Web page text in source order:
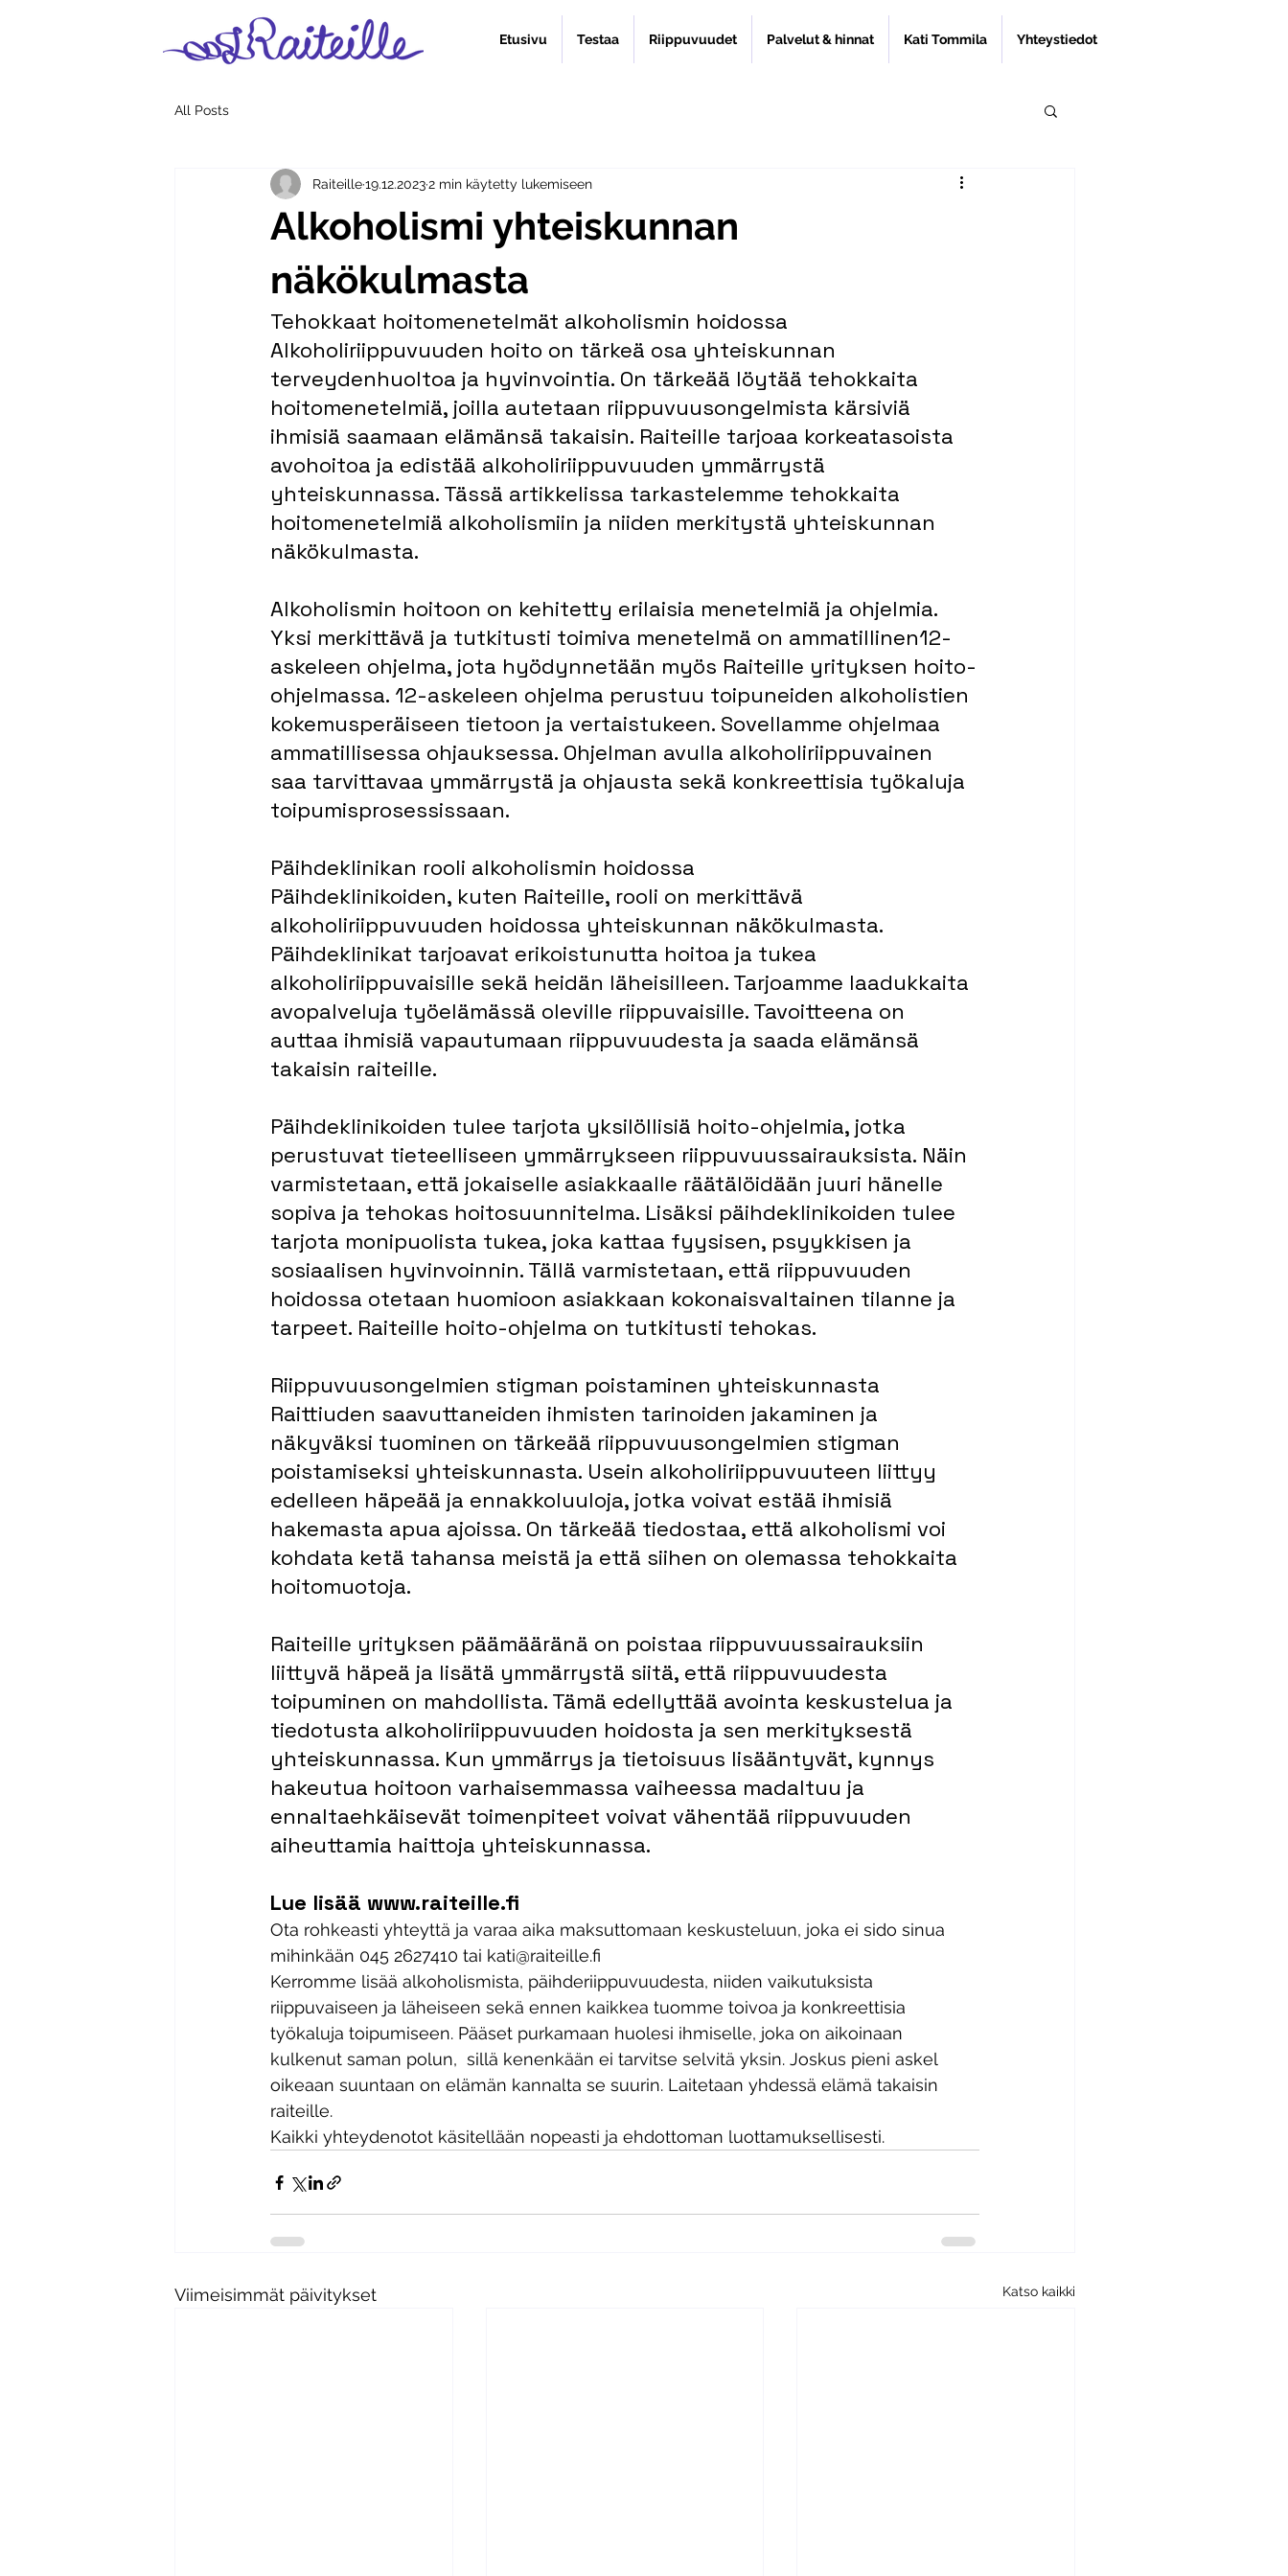
Etusivu Testaa Riippuvuudet Palvelut & hinnat Kati Tommila Yhteystiedot
All Posts
Alkoholismi yhteiskunnan
näkökulmasta
Raiteille19.12.20232 min käytetty lukemiseen
Tehokkaat hoitomenetelmät alkoholismin hoidossa
Alkoholiriippuvuuden hoito on tärkeä osa yhteiskunnan
terveydenhuoltoa ja hyvinvointia. On tärkeää löytää tehokkaita
hoitomenetelmiä, joilla autetaan riippuvuusongelmista kärsiviä
ihmisiä saamaan elämänsä takaisin. Raiteille tarjoaa korkeatasoista
avohoitoa ja edistää alkoholiriippuvuuden ymmärrystä
yhteiskunnassa. Tässä artikkelissa tarkastelemme tehokkaita
hoitomenetelmiä alkoholismiin ja niiden merkitystä yhteiskunnan
näkökulmasta.
Alkoholismin hoitoon on kehitetty erilaisia menetelmiä ja ohjelmia.
Yksi merkittävä ja tutkitusti toimiva menetelmä on ammatillinen12-
askeleen ohjelma, jota hyödynnetään myös Raiteille yrityksen hoito-
ohjelmassa. 12-askeleen ohjelma perustuu toipuneiden alkoholistien
kokemusperäiseen tietoon ja vertaistukeen. Sovellamme ohjelmaa
ammatillisessa ohjauksessa. Ohjelman avulla alkoholiriippuvainen
saa tarvittavaa ymmärrystä ja ohjausta sekä konkreettisia työkaluja
toipumisprosessissaan.
Päihdeklinikan rooli alkoholismin hoidossa
Päihdeklinikoiden, kuten Raiteille, rooli on merkittävä
alkoholiriippuvuuden hoidossa yhteiskunnan näkökulmasta.
Päihdeklinikat tarjoavat erikoistunutta hoitoa ja tukea
alkoholiriippuvaisille sekä heidän läheisilleen. Tarjoamme laadukkaita
avopalveluja työelämässä oleville riippuvaisille. Tavoitteena on
auttaa ihmisiä vapautumaan riippuvuudesta ja saada elämänsä
takaisin raiteille.
Päihdeklinikoiden tulee tarjota yksilöllisiä hoito-ohjelmia, jotka
perustuvat tieteelliseen ymmärrykseen riippuvuussairauksista. Näin
varmistetaan, että jokaiselle asiakkaalle räätälöidään juuri hänelle
sopiva ja tehokas hoitosuunnitelma. Lisäksi päihdeklinikoiden tulee
tarjota monipuolista tukea, joka kattaa fyysisen, psyykkisen ja
sosiaalisen hyvinvoinnin. Tällä varmistetaan, että riippuvuuden
hoidossa otetaan huomioon asiakkaan kokonaisvaltainen tilanne ja
tarpeet. Raiteille hoito-ohjelma on tutkitusti tehokas.
Riippuvuusongelmien stigman poistaminen yhteiskunnasta
Raittiuden saavuttaneiden ihmisten tarinoiden jakaminen ja
näkyväksi tuominen on tärkeää riippuvuusongelmien stigman
poistamiseksi yhteiskunnasta. Usein alkoholiriippuvuuteen liittyy
edelleen häpeää ja ennakkoluuloja, jotka voivat estää ihmisiä
hakemasta apua ajoissa. On tärkeää tiedostaa, että alkoholismi voi
kohdata ketä tahansa meistä ja että siihen on olemassa tehokkaita
hoitomuotoja.
Raiteille yrityksen päämääränä on poistaa riippuvuussairauksiin
liittyvä häpeä ja lisätä ymmärrystä siitä, että riippuvuudesta
toipuminen on mahdollista. Tämä edellyttää avointa keskustelua ja
tiedotusta alkoholiriippuvuuden hoidosta ja sen merkityksestä
yhteiskunnassa. Kun ymmärrys ja tietoisuus lisääntyvät, kynnys
hakeutua hoitoon varhaisemmassa vaiheessa madaltuu ja
ennaltaehkäisevät toimenpiteet voivat vähentää riippuvuuden
aiheuttamia haittoja yhteiskunnassa.
Lue lisää www.raiteille.fi
Ota rohkeasti yhteyttä ja varaa aika maksuttomaan keskusteluun, joka ei sido sinua
mihinkään 045 2627410 tai kati@raiteille.fi
Kerromme lisää alkoholismista, päihderiippuvuudesta, niiden vaikutuksista
riippuvaiseen ja läheiseen sekä ennen kaikkea tuomme toivoa ja konkreettisia
työkaluja toipumiseen. Pääset purkamaan huolesi ihmiselle, joka on aikoinaan
kulkenut saman polun,  sillä kenenkään ei tarvitse selvitä yksin. Joskus pieni askel
oikeaan suuntaan on elämän kannalta se suurin. Laitetaan yhdessä elämä takaisin
raiteille.
​Kaikki yhteydenotot käsitellään nopeasti ja ehdottoman luottamuksellisesti.
Viimeisimmät päivitykset Katso kaikki